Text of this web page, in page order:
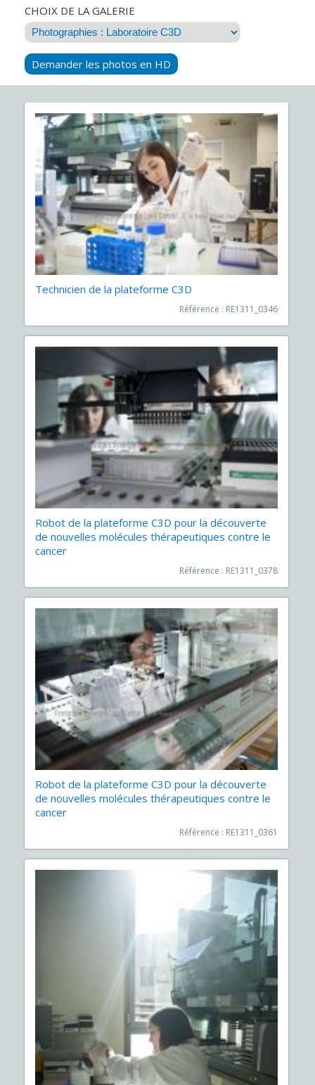
CHOIX DE LA GALERIE
Demander les photos en HD
Technicien de la plateforme C3D
Référence : RE1311_0346
Robot de la plateforme C3D pour la découverte
de nouvelles molécules thérapeutiques contre le
cancer
Référence : RE1311_0378
Robot de la plateforme C3D pour la découverte
de nouvelles molécules thérapeutiques contre le
cancer
Référence : RE1311_0361